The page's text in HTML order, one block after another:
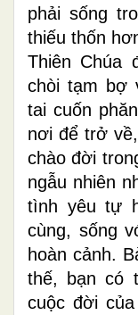
phải sống
thiếu thốn
Thiên Chúa
chòi tạm bợ
tai cuốn
nơi để trở
chào đời
ngẫu nhiên
tình yêu tự
cùng, sống
hoàn cảnh.
thế, bạn có
cuộc đời